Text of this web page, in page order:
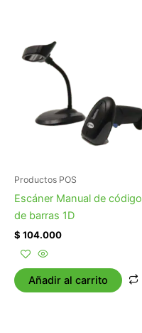
Productos POS
Escáner Manual de código
de barras 1D
$ 104.000
Añadir al carrito